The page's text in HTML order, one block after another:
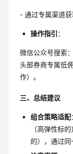
- 通过专属渠道获
操作指引 ：
微信公众号搜索
头部券商专属低
作）。
三、总结建议
组合策略适配
（高弹性标
的），通过同